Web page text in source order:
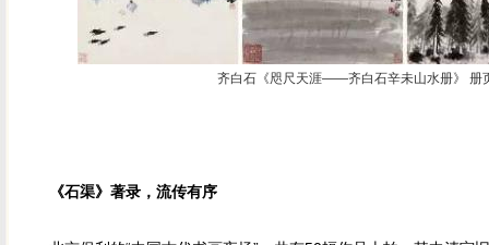
齐白石《咫尺天涯——齐白石辛未山水册》 册
《石渠》著录，流传有序